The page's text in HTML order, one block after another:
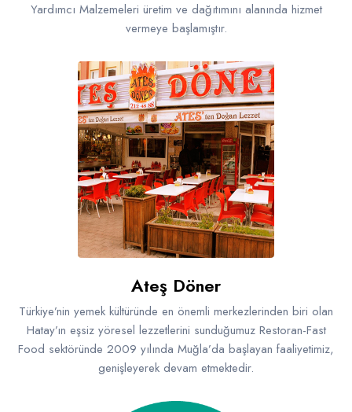
Yardımcı Malzemeleri üretim ve dağıtımını alanında hizmet
vermeye başlamıştır.
Ateş Döner
Türkiye’nin yemek kültüründe en önemli merkezlerinden biri olan
Hatay’ın eşsiz yöresel lezzetlerini sunduğumuz Restoran-Fast
Food sektöründe 2009 yılında Muğla’da başlayan faaliyetimiz,
genişleyerek devam etmektedir.